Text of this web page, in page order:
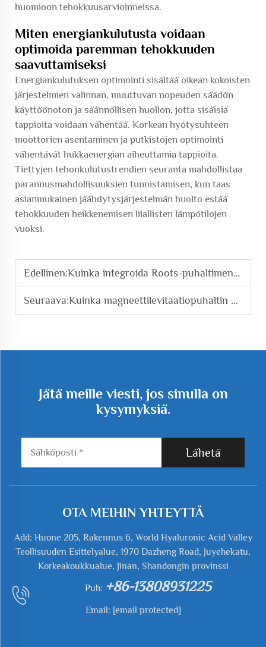
huomioon tehokkuusarvioinneissa.
Miten energiankulutusta voidaan
optimoida paremman tehokkuuden
saavuttamiseksi
Energiankulutuksen optimointi sisältää oikean kokoisten
järjestelmien valinnan, muuttuvan nopeuden säädön
käyttöönoton ja säännöllisen huollon, jotta sisäisiä
tappioita voidaan vähentää. Korkean hyötysuhteen
moottorien asentaminen ja putkistojen optimointi
vähentävät hukkaenergian aiheuttamia tappioita.
Tiettyjen tehonkulutustrendien seuranta mahdollistaa
parannusmahdollisuuksien tunnistamisen, kun taas
asianmukainen jäähdytysjärjestelmän huolto estää
tehokkuuden heikkenemisen liiallisten lämpötilojen
vuoksi.
Edellinen:Kuinka integroida Roots-puhaltimen turboahdin teollisiin tuotantolinjoihin?
Seuraava:Kuinka magneettilevitaatiopuhaltin vähentää energiankulutusta teollisuustiloissa?
Jätä meille viesti, jos sinulla on
kysymyksiä.
Lähetä
OTA MEIHIN YHTEYTTÄ
Add: Huone 205, Rakennus 6, World Hyaluronic Acid Valley
Teollisuuden Esittelyalue, 1970 Dazheng Road, Juyehekatu,
Korkeakoukkualue, Jinan, Shandongin provinssi
Puh: +86-13808931225
Email: [email protected]